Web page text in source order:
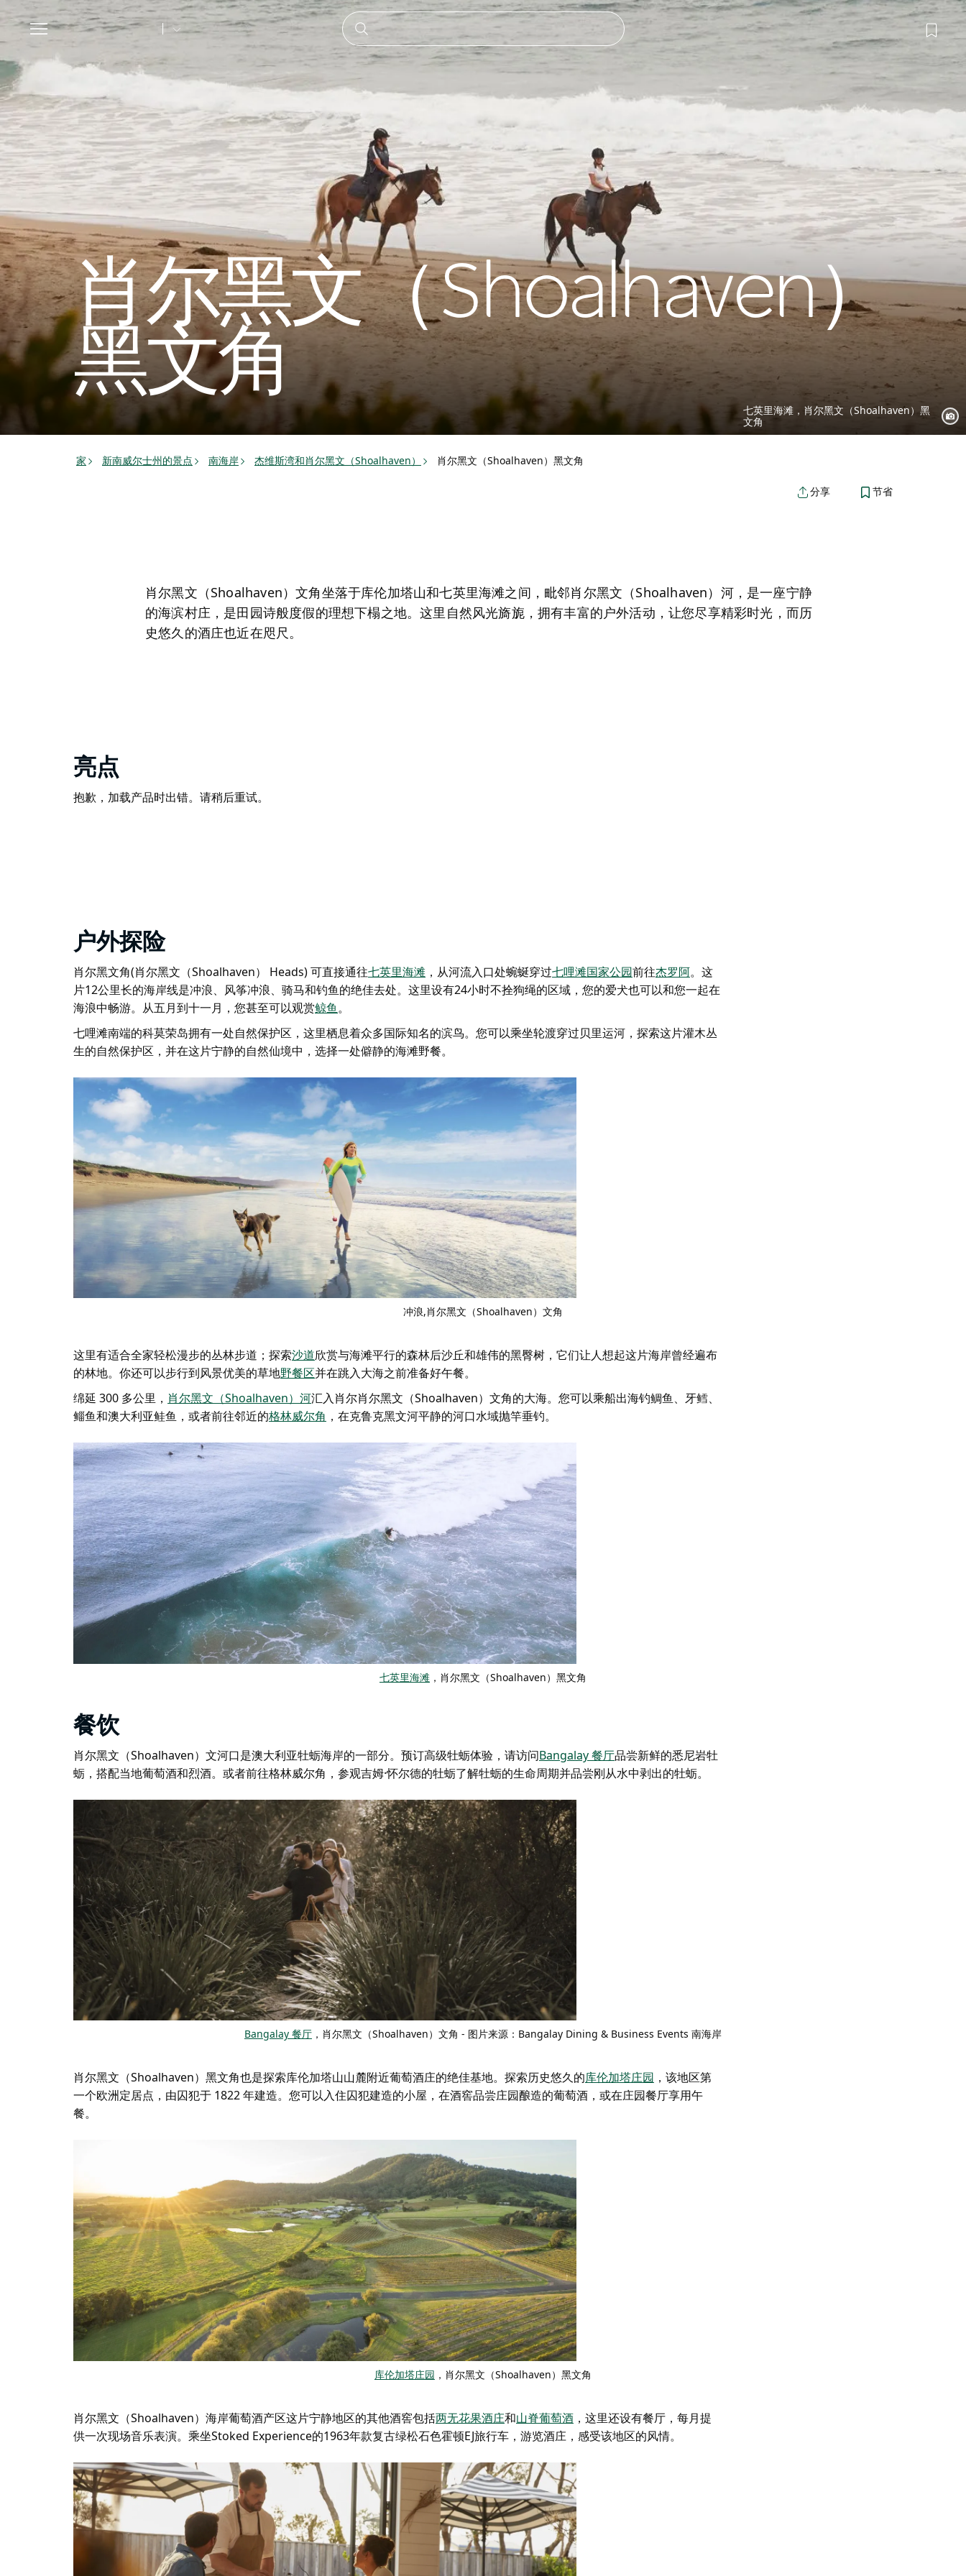
Toggle
navigation
肖尔黑文（Shoalhaven）
黑文角
七英里海滩，肖尔黑文（Shoalhaven）黑
文角
家 新南威尔士州的景点 南海岸 杰维斯湾和肖尔黑文（Shoalhaven） 肖尔黑文（Shoalhaven）黑文角
分享 节省
肖尔黑文（Shoalhaven）文角坐落于库伦加塔山和七英里海滩之间，毗邻肖尔黑文（Shoalhaven）河，是一座宁静
的海滨村庄，是田园诗般度假的理想下榻之地。这里自然风光旖旎，拥有丰富的户外活动，让您尽享精彩时光，而历
史悠久的酒庄也近在咫尺。
亮点
抱歉，加载产品时出错。请稍后重试。
户外探险
肖尔黑文角(肖尔黑文（Shoalhaven） Heads) 可直接通往七英里海滩 ，从河流入口处蜿蜒穿过七哩滩国家公园前往杰罗阿。这
片12公里长的海岸线是冲浪、风筝冲浪、骑马和钓鱼的绝佳去处。这里设有24小时不拴狗绳的区域，您的爱犬也可以和您一起在
海浪中畅游。从五月到十一月，您甚至可以观赏鲸鱼。
七哩滩南端的科莫荣岛拥有一处自然保护区，这里栖息着众多国际知名的滨鸟。您可以乘坐轮渡穿过贝里运河，探索这片灌木丛
生的自然保护区，并在这片宁静的自然仙境中，选择一处僻静的海滩野餐。
冲浪,肖尔黑文（Shoalhaven）文角
这里有适合全家轻松漫步的丛林步道；探索沙道欣赏与海滩平行的森林后沙丘和雄伟的黑臀树，它们让人想起这片海岸曾经遍布
的林地。你还可以步行到风景优美的草地野餐区并在跳入大海之前准备好午餐。
绵延 300 多公里， 肖尔黑文（Shoalhaven）河汇入肖尔肖尔黑文（Shoalhaven）文角的大海。您可以乘船出海钓鲷鱼、牙鳕、
鲻鱼和澳大利亚鲑鱼，或者前往邻近的格林威尔角 ，在克鲁克黑文河平静的河口水域抛竿垂钓。
七英里海滩，肖尔黑文（Shoalhaven）黑文角
餐饮
肖尔黑文（Shoalhaven）文河口是澳大利亚牡蛎海岸的一部分。预订高级牡蛎体验，请访问Bangalay 餐厅品尝新鲜的悉尼岩牡
蛎，搭配当地葡萄酒和烈酒。或者前往格林威尔角，参观吉姆·怀尔德的牡蛎了解牡蛎的生命周期并品尝刚从水中剥出的牡蛎。
Bangalay 餐厅，肖尔黑文（Shoalhaven）文角 - 图片来源：Bangalay Dining & Business Events 南海岸
肖尔黑文（Shoalhaven）黑文角也是探索库伦加塔山山麓附近葡萄酒庄的绝佳基地。探索历史悠久的库伦加塔庄园 ，该地区第
一个欧洲定居点，由囚犯于 1822 年建造。您可以入住囚犯建造的小屋，在酒窖品尝庄园酿造的葡萄酒，或在庄园餐厅享用午
餐。
库伦加塔庄园 ，肖尔黑文（Shoalhaven）黑文角
肖尔黑文（Shoalhaven）海岸葡萄酒产区这片宁静地区的其他酒窖包括两无花果酒庄和山脊葡萄酒 ，这里还设有餐厅，每月提
供一次现场音乐表演。乘坐Stoked Experience的1963年款复古绿松石色霍顿EJ旅行车，游览酒庄，感受该地区的风情。